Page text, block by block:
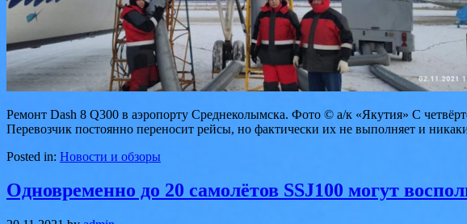
Ремонт Dash 8 Q300 в аэропорту Среднеколымска. Фото © а/к «Якутия» С
Перевозчик постоянно переносит рейсы, но фактически их не выполняет и
Posted in: Новости и обзоры
Одновременно до 20 самолётов SSJ100 могут